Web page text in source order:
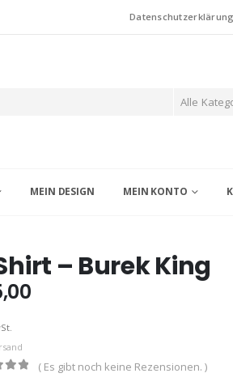
Datenschutzerklärung
Alle
MEIN DESIGN MEIN KONTO
– Burek King
( Es gibt noch keine Rezensionen. )